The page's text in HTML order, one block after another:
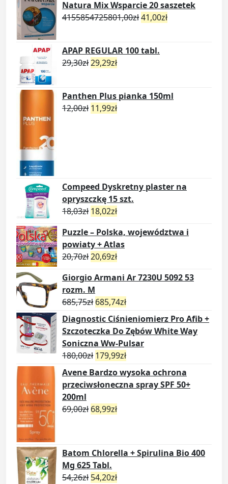
Natura Mix Wsparcie 20 saszetek
4155854725801,00zł41,00zł
APAP REGULAR 100 tabl.
29,30zł29,29zł
Panthen Plus pianka 150ml
12,00zł 11,99zł
Compeed Dyskretny plaster na
opryszczkę 15 szt.
18,03zł 18,02zł
Puzzle – Polska, województwa i
powiaty + Atlas
20,70zł20,69zł
Giorgio Armani Ar 7230U 5092 53
rozm. M
685,75zł 685,74zł
Diagnostic Ciśnieniomierz Pro Afib +
Szczoteczka Do Zębów White Way
Soniczna Ww-Pulsar
180,00zł 179,99zł
Avene Bardzo wysoka ochrona
przeciwsłoneczna spray SPF 50+
200ml
69,00zł 68,99zł
Batom Chlorella + Spirulina Bio 400
Mg 625 Tabl.
54,26zł 54,20zł